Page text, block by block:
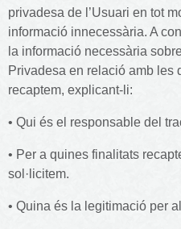
privadesa de l’Usuari en tot
informació innecessària. A
la informació necessària
Privadesa en relació amb les
recaptem, explicant-li:
• Qui és el responsable del
• Per a quines finalitats
sol·licitem.
• Quina és la legitimació per